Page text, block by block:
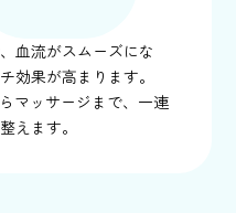
血流がスムーズにな
効果が高まります。
マッサージまで、一連
えます。